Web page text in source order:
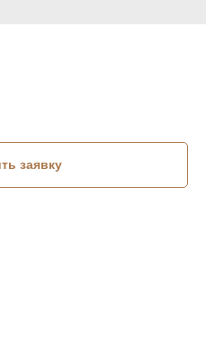
заявку